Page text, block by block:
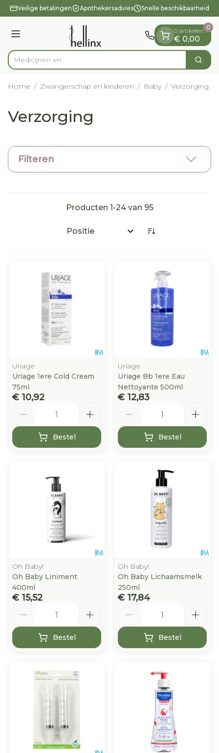
Ga naar de inhoud
1 van 1
Veilige betalingen Apothekersadvies Snelle beschikbaarheid
Menu
Product, merk, categorie... Zoek
0 artikelen
€ 0,00
0
Home / Zwangerschap en kinderen / Baby / Verzorging
Verzorging
Filteren
Producten 1-24van 95
Sorteer op:
Uriage
Uriage 1ere Cold Cream
75ml
€ 10,92
Bestel
Uriage
Uriage Bb 1ere Eau
Nettoyante 500ml
€ 12,83
Bestel
Oh Baby!
Oh Baby Liniment
400ml
€ 15,52
Bestel
Oh Baby!
Oh Baby Lichaamsmelk
250ml
€ 17,84
Bestel